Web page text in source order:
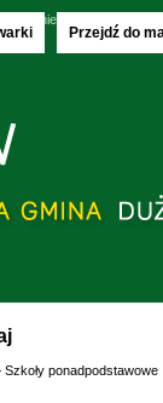
Przejdź do
imieniny:
Szkoły ponadpodstawowe